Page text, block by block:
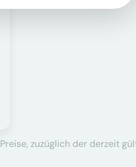
zuzüglich der derzeit